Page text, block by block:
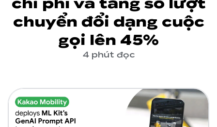
chuyển đổi dạng cuộc
gọi lên 45%
4 phút đọc